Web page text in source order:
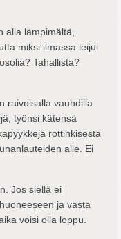
alla lämpimältä,
miksi ilmassa leijui
Tahallista?
raivoisalla vauhdilla
työnsi kätensä
rottinkisesta
alle. Ei
Jos siellä ei
ja vasta
voisi olla loppu.